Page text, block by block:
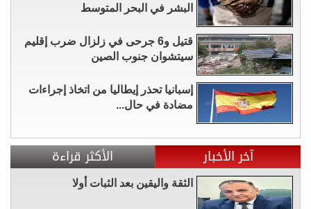
البشر في البحر المتوسط
قتيل و6 جرحى في زلزال ضرب إقليم
سيتشوان ​جنوب الصين
إسبانيا تحذر إيطاليا من اتخاذ إجراءات
مضادة في حال...
آخر الأخبار الأكثر قراءة
الثقة واليقين بعد الثبات أولا